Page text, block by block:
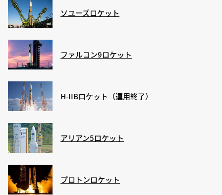
ソユーズロケット
ファルコン9ロケット
H-IIBロケット（運用終了）
アリアン5ロケット
プロトンロケット